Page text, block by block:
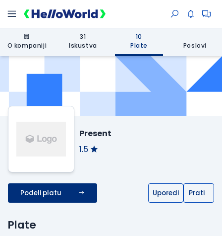
O kompaniji
31
Iskustva
10
Plate
Poslovi
Present
1.5
Podeli platu Uporedi Prati
Plate